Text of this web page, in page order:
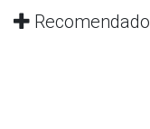
Recomendado